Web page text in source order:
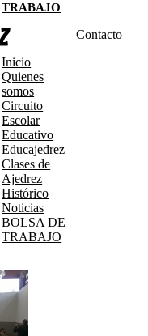
TRABAJO
Inicio
Quienes
somos
Circuito
Escolar
Educativo
Educajedrez
Clases de
Ajedrez
Histórico
Noticias
BOLSA DE
TRABAJO
Contacto